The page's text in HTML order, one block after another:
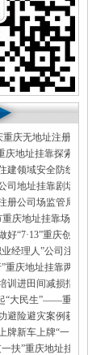
、
送资料）可加急
公章、咨询
快可1工作日）
一通电话，
注册费哦！
新政策出台注
、
合作的银行，
银行年费用）
优惠多多！发票
代账服务，在
庆无地址注册公
庆地址挂靠探索特
建领域安全防线动
司地址挂靠剧场
册公司场监管局开
庆地址挂靠场价格
好“7·13”重庆创业
经理人”公司注册
重庆地址挂靠两江
训进田间减损指导
“大民生”——重庆
避险避灾案例获应
牌新车上牌“一网通
扶”重庆地址挂靠